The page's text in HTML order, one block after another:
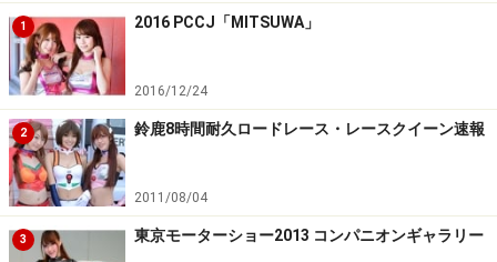
1 2016 PCCJ「MITSUWA」
2016/12/24
2 鈴鹿8時間耐久ロードレース・レースクイーン速報
2011/08/04
3 東京モーターショー2013 コンパニオンギャラリー